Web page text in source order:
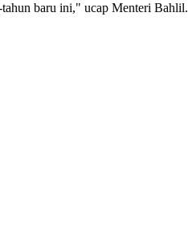
baru ini," ucap Menteri Bahlil.